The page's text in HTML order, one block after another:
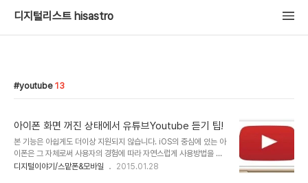
디지털리스트 hisastro
youtube 13
아이폰 화면 꺼진 상태에서 유튜브Youtube 듣기 팁!
본 기능은 아쉽게도 더이상 지원되지 않습니다. iOS의 중심에 있는 아
이폰은 그 자체로써 사용자의 경험에 따라 자연스럽게 사용방법을 습
득하도록 제작된 기기입니다. 최근 아이폰6와 6플러스 덕분에 애플의
디지털이야기/스맡폰&모바일 2015.01.28